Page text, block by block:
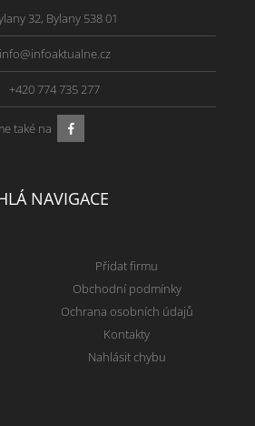
32, Bylany 538 01
info@infoaktualne.cz
+420 774 735 277
také na
NAVIGACE
Přidat firmu
Obchodní podmínky
Ochrana osobních údajů
Kontakty
Nahlásit chybu